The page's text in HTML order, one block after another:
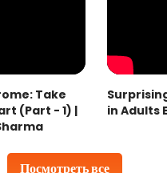
Посмотреть все
Take
(Part - 1) |
in Adults